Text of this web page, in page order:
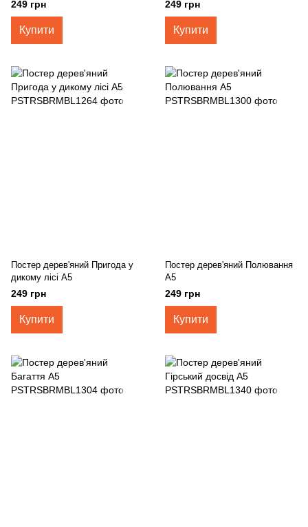
249 грн
Купити
249 грн
Купити
Постер дерев'яний Пригода у
дикому лісі А5
249 грн
Купити
Постер дерев'яний Полювання
А5
249 грн
Купити